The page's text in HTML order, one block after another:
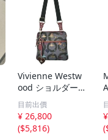
Vivienne Westw
ood ショルダー
バッグ レディー
ス ヴィヴィアン
ウエスドウッド
中古 古着
目前出價
¥ 26,800
($5,816)
(